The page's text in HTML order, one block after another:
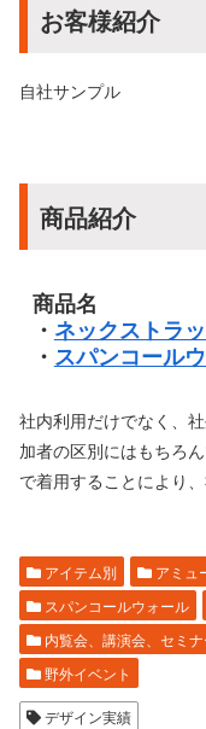
お客様紹介
自社サンプル
商品紹介
商品名
・ ネックストラ
・ スパンコール
社内利用だけでなく、
加者の区別にはもちろ
で着用することにより
アイテム別 アミュ
スパンコールウォール
内覧会、講演会、セミナ
野外イベント
デザイン実績